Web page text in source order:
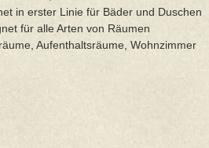
in erster Linie für Bäder und Duschen
für alle Arten von Räumen
Aufenthaltsräume, Wohnzimmer